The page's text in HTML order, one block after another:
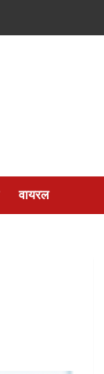
वायरल